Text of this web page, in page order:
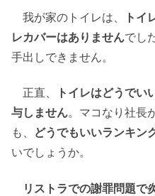
我が家のトイレは、 トイ
レカバーはありませんでし
手出しできません。
正直、 トイレはどうでい
与しません。マコなり社長
も、 どうでもいいランキン
いでしょうか。
リストラでの謝罪問題で